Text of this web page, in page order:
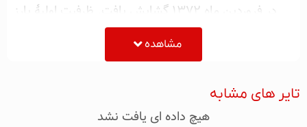
در فروردین ماه ۱۳۷۲ گشایش یافت. ظرفیت اولیهٔ بارز
برای تولید تایر ۲۵۰۰۰ تن انواع تایر، تیوب و نوار و
همچنین تایرهای کشاورزی بود. سهام بارز در حال حاضر،
مشاهده
تایر های مشابه
هیچ داده ای یافت نشد